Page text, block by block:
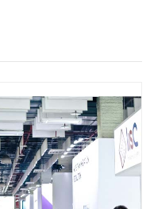
Out. 06 - 10, 2019
Zayed Road, PO Box